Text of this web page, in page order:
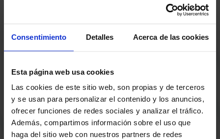
Consentimiento Detalles Acerca de las cookies
Esta página web usa cookies
Las cookies de este sitio web, son propias y de terceros
y se usan para personalizar el contenido y los anuncios,
ofrecer funciones de redes sociales y analizar el tráfico.
Además, compartimos información sobre el uso que
haga del sitio web con nuestros partners de redes
BERRIAK
SARRERAK
ABONATUAK
EGUTEGIA
Egin bat gure harmaila birtualarekin eta izan lehena klubaren
azken albiste eta promozioen berri izaten.
Baskoniaren Pribatutasun politika irakurri eta onartzen dut eta
Baskoniaren jarduerei, produktuei, zerbitzuei, lehiaketei, eskaintzei
eta/edo sustapenei buruzko komunikazio elektronikoak jaso nahi ditut.
DENDA OFIZIALA BASKONIA
SARRERAK